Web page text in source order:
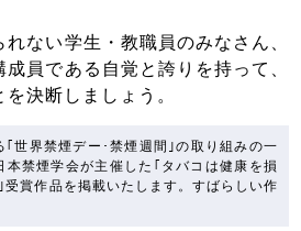
ない学生・教職員のみなさん、
員である自覚と誇りを持って、
決断しましょう。
｢世界禁煙デー･禁煙週間｣の取り組みの一
本禁煙学会が主催した｢タバコは健康を損
賞作品を掲載いたします。すばらしい作